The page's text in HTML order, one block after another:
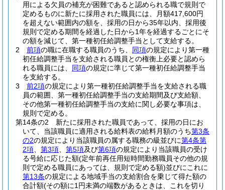
用による欠員の補充が困難であると認められる職で規則で
定めるものに新たに採用された職員には、月額417,600円
を超えない範囲内の額を、採用の日から35年以内、採用後
規則で定める期間を経過した日から1年を経過するごとにそ
の額を減じて、第一種初任給調整手当として支給する。
2
前項の職に在職する職員のうち、 同項の規定により第一種
初任給調整手当を支給される職員との権衡上必要と認めら
れる職員には、 同項の規定に準じて第一種初任給調整手当
を支給する。
3
前2項の規定により第一種初任給調整手当を支給される職
員の範囲、第一種初任給調整手当の支給期間及び支給額、
その他第一種初任給調整手当の支給に関し必要な事項は、
規則で定める。
第14条の2
新たに採用された職員であって、採用の日にお
いて、当該職員に適用される給料表の給料月額のうち第3条
の2の規定により当該職員の属する職務の級並びに第4条第
2項
第3項 第5項及び第6項の規定により当該職員の受け
る号給に応じた額(定年前再任用短時間勤務職員その他の規
則で定める職員にあっては、規則で定める額)並びにこれに
第13条の規定による地域手当の支給割合を乗じて得た額の
合計額(その額に1円未満の端数があるときは、これを切り